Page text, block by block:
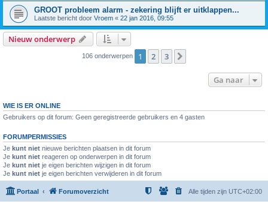
GROOT probleem alarm - zekering blijft er uitklappen...
Laatste bericht door Vroem « 22 jan 2016, 09:55
Nieuw onderwerp
106 onderwerpen 1 2 3
Ga naar
WIE IS ER ONLINE
Gebruikers op dit forum: Geen geregistreerde gebruikers en 4 gasten
FORUMPERMISSIES
Je kunt niet nieuwe berichten plaatsen in dit forum
Je kunt niet reageren op onderwerpen in dit forum
Je kunt niet je eigen berichten wijzigen in dit forum
Je kunt niet je eigen berichten verwijderen in dit forum
Portaal Forumoverzicht Alle tijden zijn UTC+02:00